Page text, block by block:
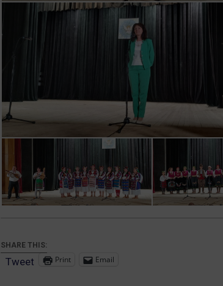
SHARE THIS:
Tweet Print Email